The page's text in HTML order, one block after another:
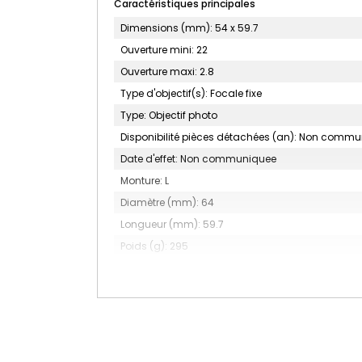
Caractéristiques principales
Dimensions (mm): 54 x 59.7
Ouverture mini: 22
Ouverture maxi: 2.8
Type d'objectif(s): Focale fixe
Type: Objectif photo
Disponibilité pièces détachées (an): Non
Date d'effet: Non communiquee
Monture: L
Diamètre (mm): 64
Longueur (mm): 59.7
Poids (g): 295